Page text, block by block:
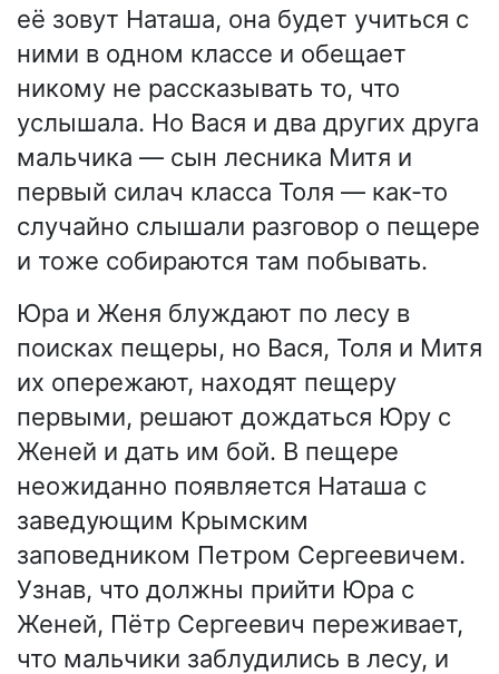
её зовут Наташа, она будет учиться с
ними в одном классе и обещает
никому не рассказывать то, что
услышала. Но Вася и два других друга
мальчика — сын лесника Митя и
первый силач класса Толя — как-то
случайно слышали разговор о пещере
и тоже собираются там побывать.
Юра и Женя блуждают по лесу в
поисках пещеры, но Вася, Толя и Митя
их опережают, находят пещеру
первыми, решают дождаться Юру с
Женей и дать им бой. В пещере
неожиданно появляется Наташа с
заведующим Крымским
заповедником Петром Сергеевичем.
Узнав, что должны прийти Юра с
Женей, Пётр Сергеевич переживает,
что мальчики заблудились в лесу, и